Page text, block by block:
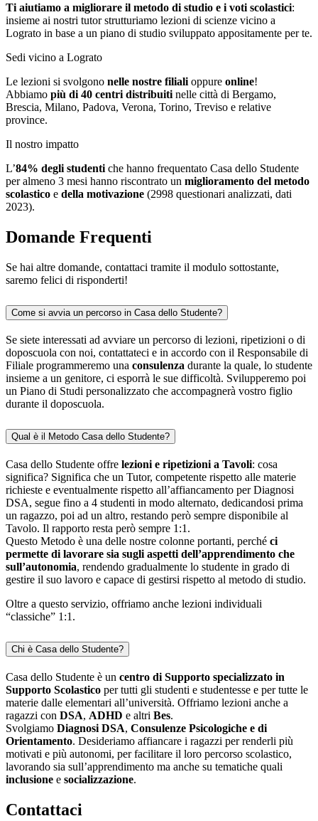
Ti aiutiamo a migliorare il metodo di studio e i voti scolastici:
insieme ai nostri tutor strutturiamo lezioni di scienze vicino a
Lograto in base a un piano di studio sviluppato appositamente per te.
Sedi vicino a Lograto
Le lezioni si svolgono nelle nostre filiali oppure online!
Abbiamo più di 40 centri distribuiti nelle città di Bergamo,
Brescia, Milano, Padova, Verona, Torino, Treviso e relative
province.
Il nostro impatto
L’84% degli studenti che hanno frequentato Casa dello Studente
per almeno 3 mesi hanno riscontrato un miglioramento del metodo
scolastico e della motivazione (2998 questionari analizzati, dati
2023).
Domande Frequenti
Se hai altre domande, contattaci tramite il modulo sottostante,
saremo felici di risponderti!
Come si avvia un percorso in Casa dello Studente?
Se siete interessati ad avviare un percorso di lezioni, ripetizioni o di
doposcuola con noi, contattateci e in accordo con il Responsabile di
Filiale programmeremo una consulenza durante la quale, lo studente
insieme a un genitore, ci esporrà le sue difficoltà. Svilupperemo poi
un Piano di Studi personalizzato che accompagnerà vostro figlio
durante il doposcuola.
Qual è il Metodo Casa dello Studente?
Casa dello Studente offre lezioni e ripetizioni a Tavoli: cosa
significa? Significa che un Tutor, competente rispetto alle materie
richieste e eventualmente rispetto all’affiancamento per Diagnosi
DSA, segue fino a 4 studenti in modo alternato, dedicandosi prima
un ragazzo, poi ad un altro, restando però sempre disponibile al
Tavolo. Il rapporto resta però sempre 1:1.
Questo Metodo è una delle nostre colonne portanti, perché ci
permette di lavorare sia sugli aspetti dell’apprendimento che
sull’autonomia, rendendo gradualmente lo studente in grado di
gestire il suo lavoro e capace di gestirsi rispetto al metodo di studio.
Oltre a questo servizio, offriamo anche lezioni individuali
“classiche” 1:1.
Chi è Casa dello Studente?
Casa dello Studente è un centro di Supporto specializzato in
Supporto Scolastico per tutti gli studenti e studentesse e per tutte le
materie dalle elementari all’università. Offriamo lezioni anche a
ragazzi con DSA, ADHD e altri Bes.
Svolgiamo Diagnosi DSA, Consulenze Psicologiche e di
Orientamento. Desideriamo affiancare i ragazzi per renderli più
motivati e più autonomi, per facilitare il loro percorso scolastico,
lavorando sia sull’apprendimento ma anche su tematiche quali
inclusione e socializzazione.
Contattaci